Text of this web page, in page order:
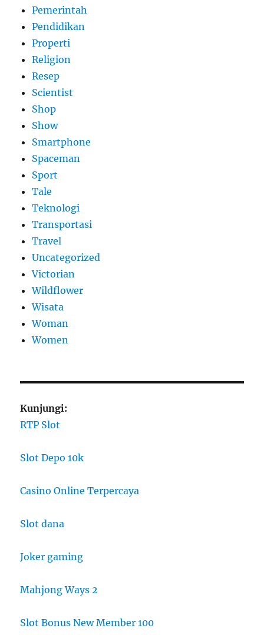
Pemerintah
Pendidikan
Properti
Religion
Resep
Scientist
Shop
Show
Smartphone
Spaceman
Sport
Tale
Teknologi
Transportasi
Travel
Uncategorized
Victorian
Wildflower
Wisata
Woman
Women
Kunjungi:
RTP Slot
Slot Depo 10k
Casino Online Terpercaya
Slot dana
Joker gaming
Mahjong Ways 2
Slot Bonus New Member 100